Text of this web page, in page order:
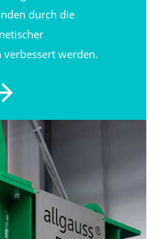
durch die
werden.